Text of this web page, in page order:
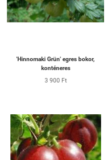
'Hinnomaki Grün' egres bokor,
konténeres
3 900 Ft